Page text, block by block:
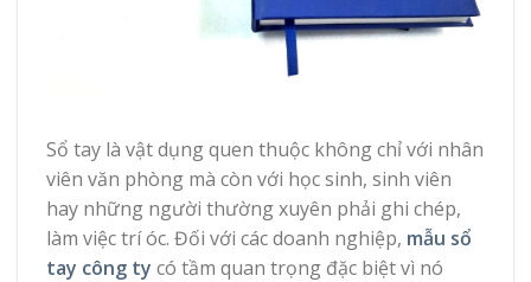
Sổ tay là vật dụng quen thuộc không chỉ với nhân
viên văn phòng mà còn với học sinh, sinh viên
hay những người thường xuyên phải ghi chép,
làm việc trí óc. Đối với các doanh nghiệp, mẫu sổ
tay công ty có tầm quan trọng đặc biệt vì nó